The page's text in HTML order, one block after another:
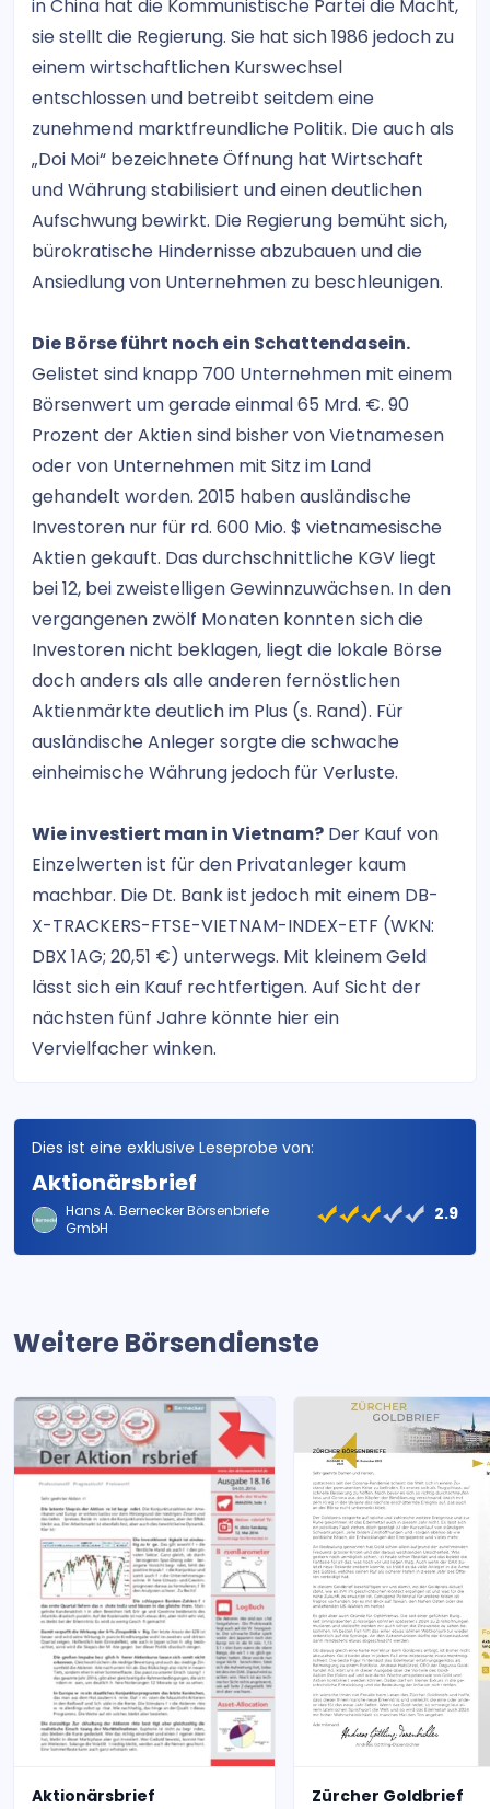
in China hat die Kommunistische Partei die Macht,
sie stellt die Regierung. Sie hat sich 1986 jedoch zu
einem wirtschaftlichen Kurswechsel
entschlossen und betreibt seitdem eine
zunehmend marktfreundliche Politik. Die auch als
„Doi Moi“ bezeichnete Öffnung hat Wirtschaft
und Währung stabilisiert und einen deutlichen
Aufschwung bewirkt. Die Regierung bemüht sich,
bürokratische Hindernisse abzubauen und die
Ansiedlung von Unternehmen zu beschleunigen.
Die Börse führt noch ein Schattendasein.
Gelistet sind knapp 700 Unternehmen mit einem
Börsenwert um gerade einmal 65 Mrd. €. 90
Prozent der Aktien sind bisher von Vietnamesen
oder von Unternehmen mit Sitz im Land
gehandelt worden. 2015 haben ausländische
Investoren nur für rd. 600 Mio. $ vietnamesische
Aktien gekauft. Das durchschnittliche KGV liegt
bei 12, bei zweistelligen Gewinnzuwächsen. In den
vergangenen zwölf Monaten konnten sich die
Investoren nicht beklagen, liegt die lokale Börse
doch anders als alle anderen fernöstlichen
Aktienmärkte deutlich im Plus (s. Rand). Für
ausländische Anleger sorgte die schwache
einheimische Währung jedoch für Verluste.
Wie investiert man in Vietnam? Der Kauf von
Einzelwerten ist für den Privatanleger kaum
machbar. Die Dt. Bank ist jedoch mit einem DB-
X-TRACKERS-FTSE-VIETNAM-INDEX-ETF (WKN:
DBX 1AG; 20,51 €) unterwegs. Mit kleinem Geld
lässt sich ein Kauf rechtfertigen. Auf Sicht der
nächsten fünf Jahre könnte hier ein
Vervielfacher winken.
Dies ist eine exklusive Leseprobe von:
Aktionärsbrief
Hans A. Bernecker Börsenbriefe
GmbH
2.9
Weitere Börsendienste
Aktionärsbrief
Zürcher Goldbrief